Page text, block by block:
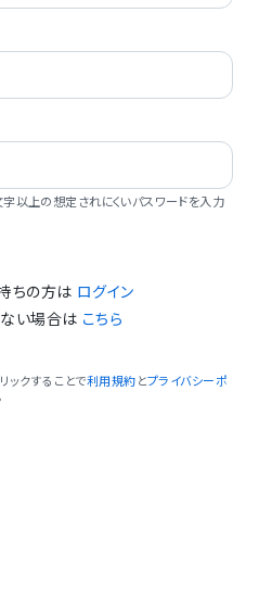
以上の想定されにくいパスワードを入力
ちの方は ログイン
い場合は こちら
ックすることで利用規約 とプライバシーポ